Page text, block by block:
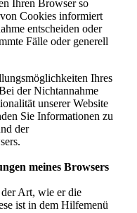
Ihren Browser so
von Cookies informiert
entscheiden oder
Fälle oder generell
Ihres
der Nichtannahme
unserer Website
Sie Informationen zu
der
meines Browsers
Art, wie er die
ist in dem Hilfemenü